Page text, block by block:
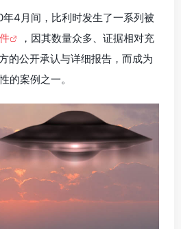
年4月间，比利时发生了一系列被
，因其数量众多、证据相对充
的公开承认与详细报告，而成为
的案例之一。